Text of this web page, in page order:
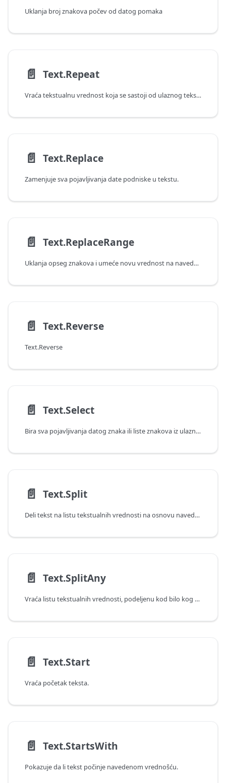
Uklanja broj znakova počev od datog pomaka
📄️ Text.Repeat
Vraća tekstualnu vrednost koja se sastoji od ulaznog teksta ponovljenog navedeni broj puta.
📄️ Text.Replace
Zamenjuje sva pojavljivanja date podniske u tekstu.
📄️ Text.ReplaceRange
Uklanja opseg znakova i umeće novu vrednost na navedenom položaju.
📄️ Text.Reverse
Text.Reverse
📄️ Text.Select
Bira sva pojavljivanja datog znaka ili liste znakova iz ulazne tekstualne vrednosti.
📄️ Text.Split
Deli tekst na listu tekstualnih vrednosti na osnovu navedenog znaka za razgraničavanje.
📄️ Text.SplitAny
Vraća listu tekstualnih vrednosti, podeljenu kod bilo kog znaka u okviru znaka za razgraničavanje.
📄️ Text.Start
Vraća početak teksta.
📄️ Text.StartsWith
Pokazuje da li tekst počinje navedenom vrednošću.